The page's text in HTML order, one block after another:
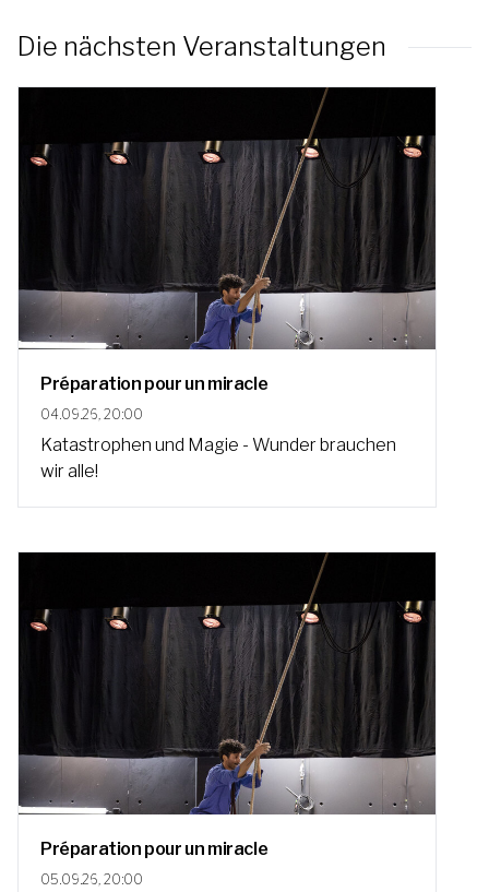
Die nächsten Veranstaltungen
Préparation pour un miracle
04.09.26, 20:00
Katastrophen und Magie - Wunder brauchen
wir alle!
Préparation pour un miracle
05.09.26, 20:00